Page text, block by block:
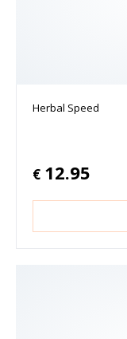
Herbal Speed
€ 12.95